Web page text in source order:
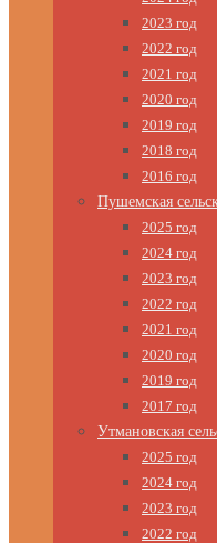
2023 год
2022 год
2021 год
2020 год
2019 год
2018 год
2016 год
Пушемская
2025 год
2024 год
2023 год
2022 год
2021 год
2020 год
2019 год
2017 год
Утмановская
2025 год
2024 год
2023 год
2022 год